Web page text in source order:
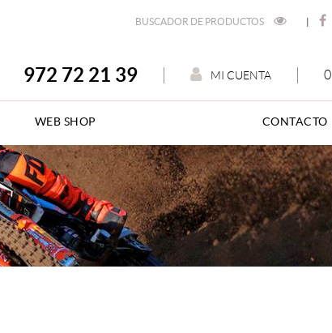
BUSCADOR DE PRODUCTOS |
0
MI CUENTA
972 72 21 39
WEB SHOP CONTACTO